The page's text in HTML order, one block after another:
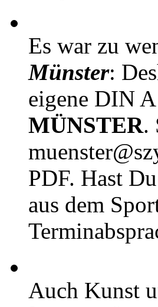
Es war zu
Münster:
eigene DIN
MÜNSTER.
PDF. Hast
aus dem
Auch Kunst